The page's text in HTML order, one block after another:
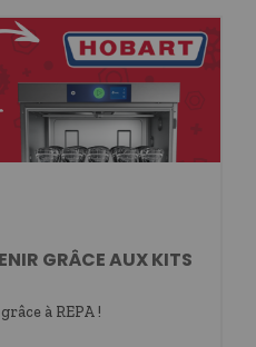
GRÂCE AUX KITS
à REPA !